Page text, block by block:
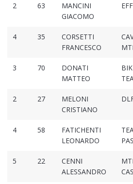
2 63
MANCINI
GIACOMO
4 35
CORSETTI
FRANCESCO
3 70
DONATI
MATTEO
2 27
MELONI
CRISTIANO
4 58
FATICHENTI
LEONARDO
5 22
CENNI
ALESSANDRO